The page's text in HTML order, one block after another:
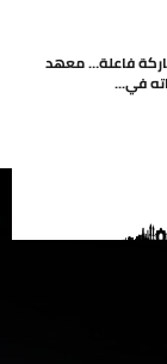
نوعياً و(80) مشاركة فاعلة… معهد
في...